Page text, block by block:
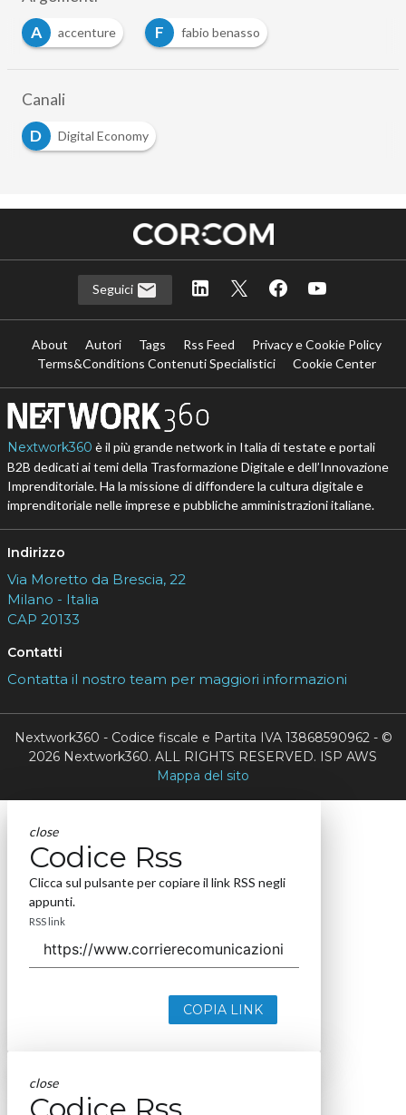
A
accenture F fabio benasso
Canali
D
Digital Economy
Seguici
About Autori Tags Rss Feed
Privacy e Cookie Policy
Terms&Conditions Contenuti Specialistici
Cookie Center
Nextwork360 è il più grande network in Italia di testate e portali
B2B dedicati ai temi della Trasformazione Digitale e dell’Innovazione
Imprenditoriale. Ha la missione di diffondere la cultura digitale e
imprenditoriale nelle imprese e pubbliche amministrazioni italiane.
Indirizzo
Via Moretto da Brescia, 22
Milano - Italia
CAP 20133
Contatti
Contatta il nostro team per maggiori informazioni
Nextwork360 - Codice fiscale e Partita IVA 13868590962 - ©
2026 Nextwork360. ALL RIGHTS RESERVED. ISP AWS
Mappa del sito
close
Codice Rss
Clicca sul pulsante per copiare il link RSS negli
appunti.
RSS link
COPIA LINK
close